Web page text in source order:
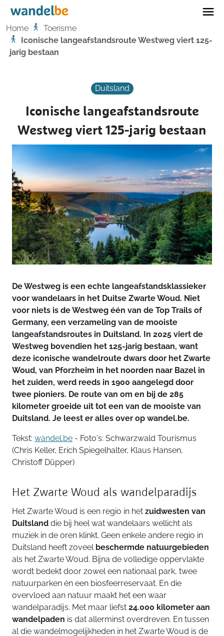
Home
Home
Toerisme
Iconische langeafstandsroute Westweg viert 125-
jarig bestaan
Duitsland
Iconische langeafstandsroute
Westweg viert 125-jarig bestaan
De Westweg is een echte langeafstandsklassieker
voor wandelaars in het Duitse Zwarte Woud. Niet
voor niets is de Westweg één van de Top Trails of
Germany, een verzameling van de mooiste
langeafstandsroutes in Duitsland. In 2025 viert de
Westweg bovendien het 125-jarig bestaan, want
deze iconische wandelroute dwars door het Zwarte
Woud, van Pforzheim in het noorden naar Bazel in
het zuiden, werd reeds in 1900 aangelegd door
twee pioniers. De route van om en bij de 285
kilometer groeide uit tot een van de mooiste van
Duitsland. Je leest er alles over op wandel.be.
Tekst: wandel.be - Foto's: Schwarzwald Tourismus
(Chris Keller, Erich Spiegelhalter, Klaus Hansen,
Christoff Düpper)
Het Zwarte Woud als wandelparadijs
Het Zwarte Woud is een regio in het zuidwesten van
Duitsland die bij heel wat wandelaars wellicht als
muziek in de oren klinkt. Geen enkele andere regio in
Duitsland heeft zoveel beschermde natuurgebieden
als het Zwarte Woud. Bijna de volledige oppervlakte
wordt bedekt door zowel een nationaal park, twee
natuurparken én een biosfeerreservaat. En die
overvloed aan natuur maakt het een waar
wandelparadijs. Met maar liefst 24.000 kilometer aan
wandelpaden is dat allerminst overdreven. En tussen
al die wandelmogelijkheden in het Zwarte Woud is de